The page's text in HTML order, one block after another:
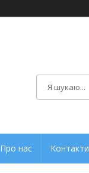
Про нас Контакти